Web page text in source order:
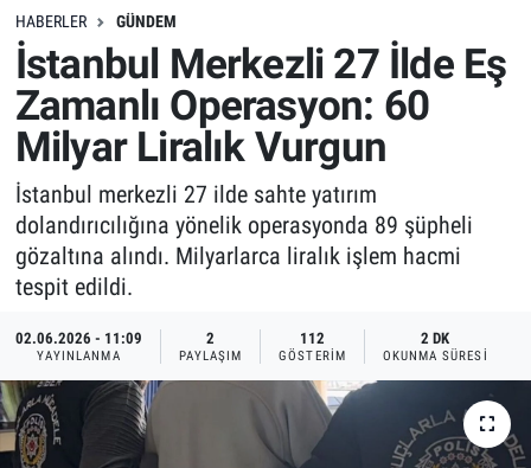
HABERLER GÜNDEM
İstanbul Merkezli 27 İlde Eş
Zamanlı Operasyon: 60
Milyar Liralık Vurgun
İstanbul merkezli 27 ilde sahte yatırım
dolandırıcılığına yönelik operasyonda 89 şüpheli
gözaltına alındı. Milyarlarca liralık işlem hacmi
tespit edildi.
02.06.2026 - 11:09
YAYINLANMA
2
PAYLAŞIM
112
GÖSTERIM
2 DK
OKUNMA SÜRESI